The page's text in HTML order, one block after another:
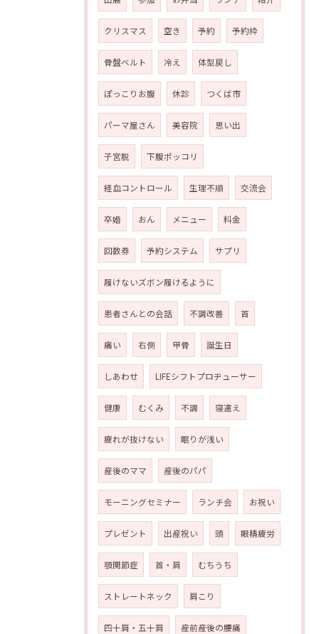
クリスマス 空き 予約 予約枠
骨盤ベルト 冷え 体型戻し
ぽっこりお腹 休診 つくば市
パーマ屋さん 美容院 思い出
子宮脱 下腹ポッコリ
経血コントロール 生理不順 交流会
卒婚 おん メニュー 料金
回数券 予約システム サプリ
履けないズボン履けるように
患者さんとの会話 不調改善 首
痛い 右側 甲骨 誕生日
しあわせ LIFEシフトプロヂューサー
健康 むくみ 不調 寝違え
疲れが抜けない 眠りが浅い
産後のママ 産後のパパ
モーニングセミナー ランチ会 お祝い
プレゼント 出産祝い 頭 眼精疲労
顎関節症 首・肩 むちうち
ストレートネック 肩こり
四十肩・五十肩 産前産後の腰痛